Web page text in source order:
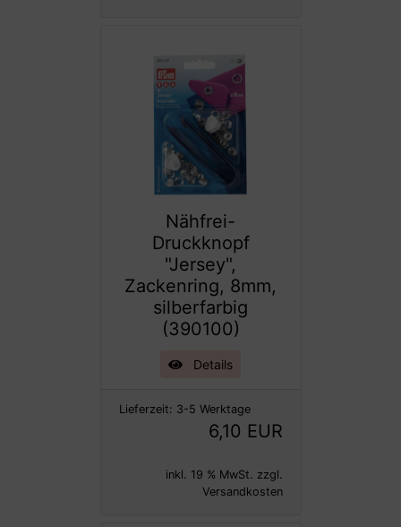
Nähfrei-
Druckknopf
"Jersey",
Zackenring, 8mm,
silberfarbig
(390100)
Details
Lieferzeit: 3-5 Werktage
6,10 EUR
inkl. 19 % MwSt. zzgl.
Versandkosten